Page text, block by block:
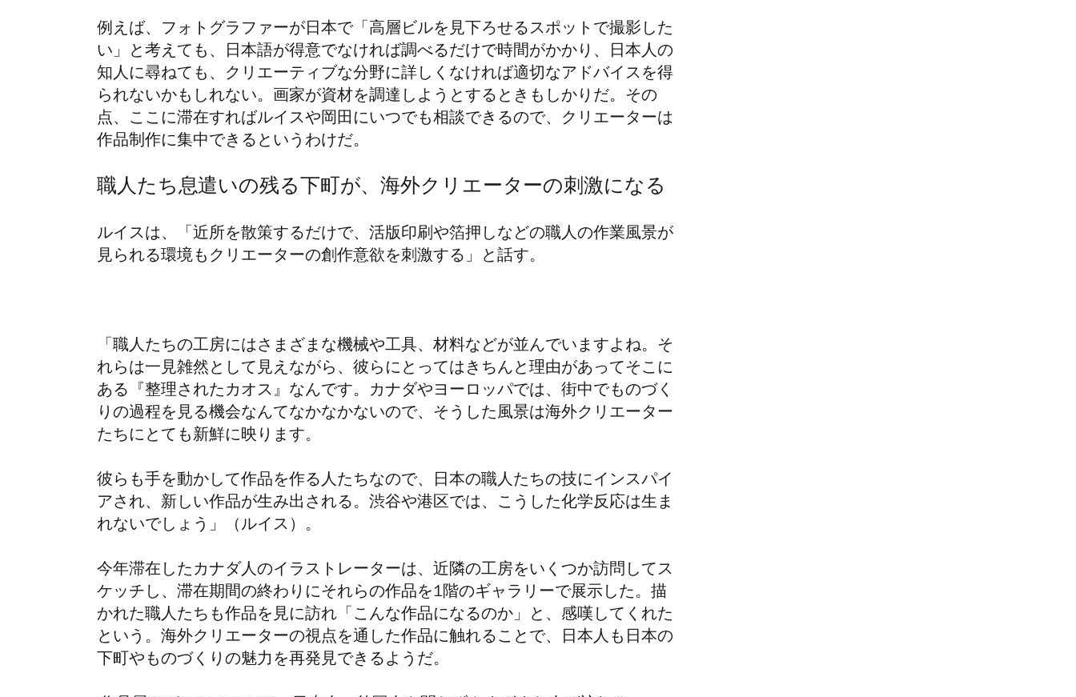
例えば、フォトグラファーが日本で「高層ビルを見下ろせるスポットで撮影した
い」と考えても、日本語が得意でなければ調べるだけで時間がかかり、日本人の
知人に尋ねても、クリエーティブな分野に詳しくなければ適切なアドバイスを得
られないかもしれない。画家が資材を調達しようとするときもしかりだ。その
点、ここに滞在すればルイスや岡田にいつでも相談できるので、クリエーターは
作品制作に集中できるというわけだ。
職人たち息遣いの残る下町が、海外クリエーターの刺激になる
ルイスは、「近所を散策するだけで、活版印刷や箔押しなどの職人の作業風景が
見られる環境もクリエーターの創作意欲を刺激する」と話す。
「職人たちの工房にはさまざまな機械や工具、材料などが並んでいますよね。そ
れらは一見雑然として見えながら、彼らにとってはきちんと理由があってそこに
ある『整理されたカオス』なんです。カナダやヨーロッパでは、街中でものづく
りの過程を見る機会なんてなかなかないので、そうした風景は海外クリエーター
たちにとても新鮮に映ります。
彼らも手を動かして作品を作る人たちなので、日本の職人たちの技にインスパイ
アされ、新しい作品が生み出される。渋谷や港区では、こうした化学反応は生ま
れないでしょう」（ルイス）。
今年滞在したカナダ人のイラストレーターは、近隣の工房をいくつか訪問してス
ケッチし、滞在期間の終わりにそれらの作品を1階のギャラリーで展示した。描
かれた職人たちも作品を見に訪れ「こんな作品になるのか」と、感嘆してくれた
という。海外クリエーターの視点を通した作品に触れることで、日本人も日本の
下町やものづくりの魅力を再発見できるようだ。